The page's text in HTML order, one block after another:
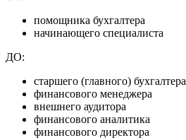
помощника бухгалтера
начинающего специалиста
ДО:
старшего (главного) бухгалтера
финансового менеджера
внешнего аудитора
финансового аналитика
финансового директора